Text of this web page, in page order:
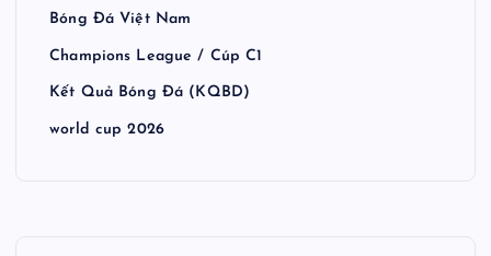
Bóng Đá Việt Nam
Champions League / Cúp C1
Kết Quả Bóng Đá (KQBD)
world cup 2026